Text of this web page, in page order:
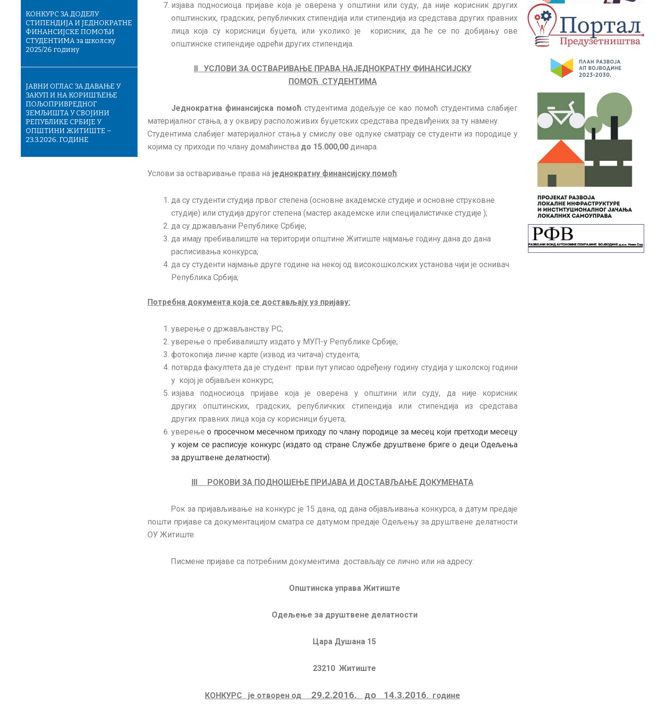
КОНКУРС ЗА ДОДЕЛУ
СТИПЕНДИЈА И ЈЕДНОКРАТНЕ
ФИНАНСИЈСКЕ ПОМОЋИ
СТУДЕНТИМА за школску
2025/26 годину
ЈАВНИ ОГЛАС ЗА ДАВАЊЕ У
ЗАКУП И НА КОРИШЋЕЊЕ
ПОЉОПРИВРЕДНОГ
ЗЕМЉИШТА У СВОЈИНИ
РЕПУБЛИКЕ СРБИЈЕ У
ОПШТИНИ ЖИТИШТЕ –
23.3.2026. ГОДИНЕ
изјава подносиоца пријаве која је оверена у општини или суду, да није корисник других
општинских, градских, републичких стипендија или стипендија из средстава других правних
лица која су корисници буџета, или уколико је корисник, да ће се по добијању ове
општинске стипендије одрећи других стипендија.
II УСЛОВИ ЗА ОСТВАРИВАЊЕ ПРАВА НАЈЕДНОКРАТНУ ФИНАНСИЈСКУ
ПОМОЋ СТУДЕНТИМА
Једнократна финансијска помоћстудентима додељује се као помоћ студентима слабијег
материјалног стања, а у оквиру расположивих буџетских средстава предвиђених за ту намену.
Студентима слабијег материјалног стања у смислу ове одлуке сматрају се студенти из породице у
којима су приходи по члану домаћинства до 15.000,00 динара.
Услови за остваривање права на једнократну финансијску помоћ:
да су студенти студија првог степена (основне академске студије и основне струковне
студије) или студија другог степена (мастер академске или специјалистичке студије );
да су држављани Републике Србије;
да имају пребивалиште на територији општине Житиште најмање годину дана до дана
расписивања конкурса;
да су студенти најмање друге године на некој од високошколских установа чији је оснивач
Република Србија;
Потребна документа која се достављају уз пријаву:
уверење о држављанству РС;
уверење о пребивалишту издато у МУП-у Републике Србије;
фотокопија личне карте (извод из читача) студента;
потврда факултета да је студент први пут уписао одређену годину студија у школској години
у којој је објављен конкурс;
изјава подносиоца пријаве која је оверена у општини или суду, да није корисник
других општинских, градских, републичких стипендија или стипендија из средстава
других правних лица која су корисници буџета;
уверење о просечном месечном приходу по члану породице за месец који претходи месецу
у којем се расписује конкурс (издато од стране Службе друштвене бриге о деци Одељења
за друштвене делатности).
III РОКОВИ ЗА ПОДНОШЕЊЕ ПРИЈАВА И ДОСТАВЉАЊЕ ДОКУМЕНАТА
Рок за пријављивање на конкурс је 15 дана, од дана објављивања конкурса, а датум предаје
пошти пријаве са документацијом сматра се датумом предаје Одељењу за друштвене делатности
ОУ Житиште.
Писмене пријаве са потребним документима достављају се лично или на адресу:
Општинска управа Житиште
Одељење за друштвене делатности
Цара Душана 15
23210 Житиште
КОНКУРС је отворен од 29.2.2016. до 14.3.2016. године